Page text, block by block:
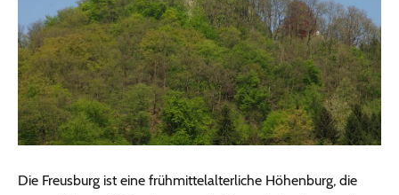
Die Freusburg ist eine frühmittelalterliche Höhenburg, die